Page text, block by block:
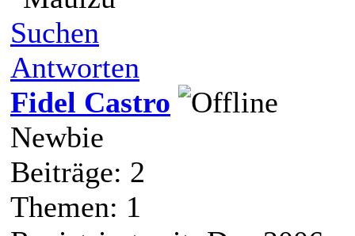
Suchen
Antworten
Fidel Castro
Newbie
Beiträge: 2
Themen: 1